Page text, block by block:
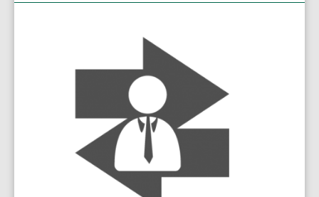
Distributeur
Fabricant de produits
intermédiaires
Fabricant de produits finis